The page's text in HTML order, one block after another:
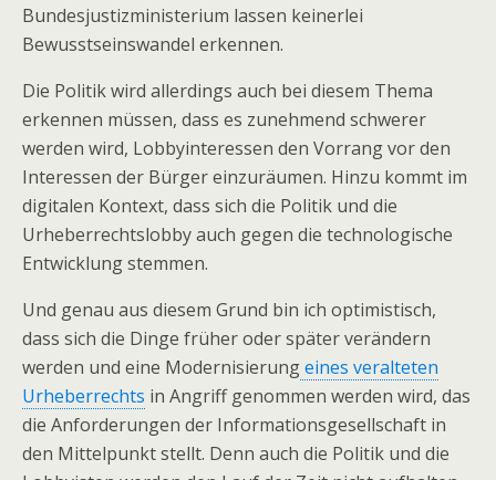
Bundesjustizministerium lassen keinerlei
Bewusstseinswandel erkennen.
Die Politik wird allerdings auch bei diesem Thema
erkennen müssen, dass es zunehmend schwerer
werden wird, Lobbyinteressen den Vorrang vor den
Interessen der Bürger einzuräumen. Hinzu kommt im
digitalen Kontext, dass sich die Politik und die
Urheberrechtslobby auch gegen die technologische
Entwicklung stemmen.
Und genau aus diesem Grund bin ich optimistisch,
dass sich die Dinge früher oder später verändern
werden und eine Modernisierungeines veralteten
Urheberrechts in Angriff genommen werden wird, das
die Anforderungen der Informationsgesellschaft in
den Mittelpunkt stellt. Denn auch die Politik und die